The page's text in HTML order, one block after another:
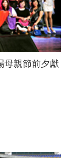
母親節前夕獻